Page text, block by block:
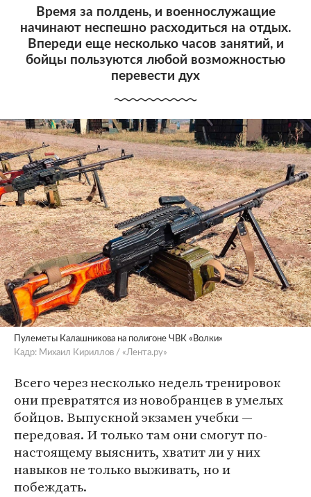
Время за полдень, и военнослужащие
начинают неспешно расходиться на отдых.
Впереди еще несколько часов занятий, и
бойцы пользуются любой возможностью
перевести дух
Пулеметы Калашникова на полигоне ЧВК «Волки»
Кадр: Михаил Кириллов / «Лента.ру»
Всего через несколько недель тренировок
они превратятся из новобранцев в умелых
бойцов. Выпускной экзамен учебки —
передовая. И только там они смогут по-
настоящему выяснить, хватит ли у них
навыков не только выживать, но и
побеждать.